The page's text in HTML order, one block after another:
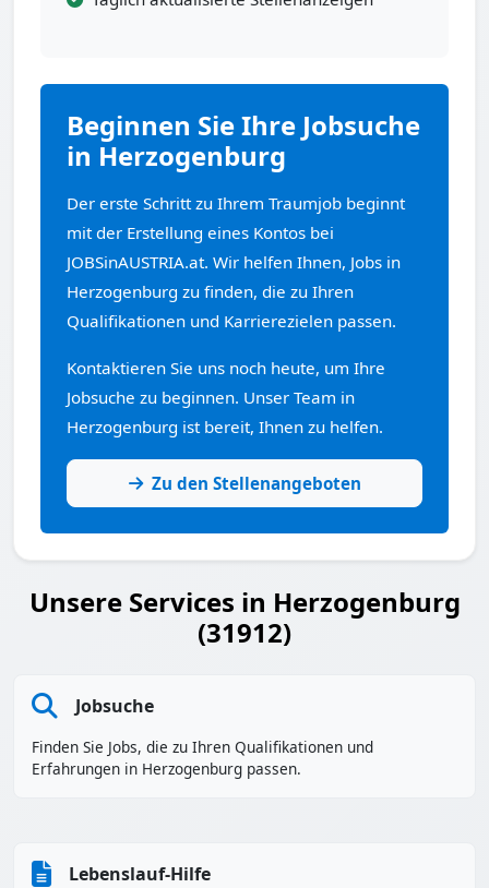
Beginnen Sie Ihre Jobsuche
in Herzogenburg
Der erste Schritt zu Ihrem Traumjob beginnt
mit der Erstellung eines Kontos bei
JOBSinAUSTRIA.at. Wir helfen Ihnen, Jobs in
Herzogenburg zu finden, die zu Ihren
Qualifikationen und Karrierezielen passen.
Kontaktieren Sie uns noch heute, um Ihre
Jobsuche zu beginnen. Unser Team in
Herzogenburg ist bereit, Ihnen zu helfen.
Zu den Stellenangeboten
Unsere Services in Herzogenburg
(31912)
Jobsuche
Finden Sie Jobs, die zu Ihren Qualifikationen und
Erfahrungen in Herzogenburg passen.
Lebenslauf-Hilfe